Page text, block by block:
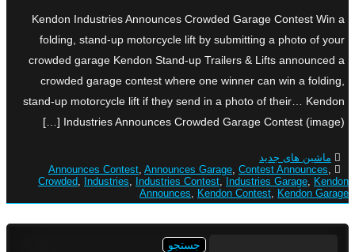
Kendon Industries Announces Crowded Garage Contest Win a
folding, stand-up motorcycle lift by submitting a photo of your
crowded garage Kendon Stand-up Trailers & Lifts announced a
crowded garage contest where one winner can win a folding,
stand-up motorcycle lift if they send in a photo of their… Kendon
Industries Announces Crowded Garage Contest (image) […]
ماشین های جدید
Announces Contest, Announces Garage, Contest Announces,
Crowded, Industries, Industries Contest, Industries Garage, Kendon
Announces, Kendon Contest, Kendon Garage